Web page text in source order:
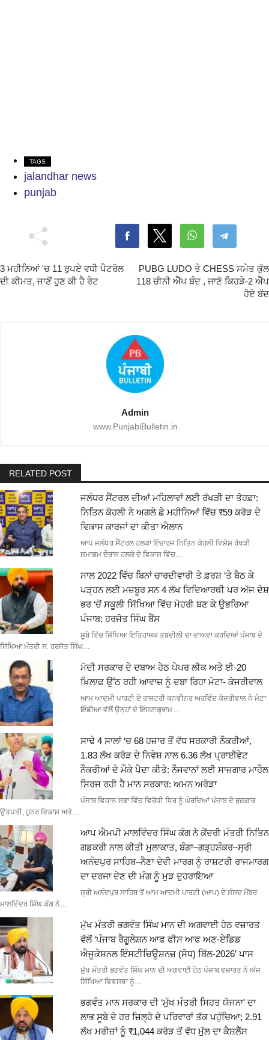
TAGS
jalandhar news
punjab
3 ਮਹੀਨਿਆਂ 'ਚ 11 ਰੁਪਏ ਵਧੀ ਪੈਟਰੋਲ
ਦੀ ਕੀਮਤ, ਜਾਣੋਂ ਹੁਣ ਕੀ ਹੈ ਰੇਟ
PUBG LUDO ਤੇ CHESS ਸਮੇਤ ਕੁੱਲ
118 ਚੀਨੀ ਐੱਪ ਬੰਦ , ਜਾਣੋ ਕਿਹੜੇ-2 ਐੱਪ
ਹੋਏ ਬੰਦ
Admin
www.PunjabiBulletin.in
RELATED POST
ਜਲੰਧਰ ਸੈਂਟਰਲ ਦੀਆਂ ਮਹਿਲਾਵਾਂ ਲਈ ਰੱਖੜੀ ਦਾ ਤੋਹਫ਼ਾ:
ਨਿਤਿਨ ਕੋਹਲੀ ਨੇ ਅਗਲੇ ਛੇ ਮਹੀਨਿਆਂ ਵਿੱਚ ₹59 ਕਰੋੜ ਦੇ
ਵਿਕਾਸ ਕਾਰਜਾਂ ਦਾ ਕੀਤਾ ਐਲਾਨ
ਆਪ ਜਲੰਧਰ ਸੈਂਟਰਲ ਹਲਕਾ ਇੰਚਾਰਜ ਨਿਤਿਨ ਕੋਹਲੀ ਵਿਸ਼ੇਸ਼ ਰੱਖੜੀ
ਸਮਾਗਮ ਦੌਰਾਨ ਹਲਕੇ ਦੇ ਵਿਕਾਸ ਵਿੱਚ…
ਸਾਲ 2022 ਵਿੱਚ ਬਿਨਾਂ ਚਾਰਦੀਵਾਰੀ ਤੇ ਫ਼ਰਸ਼ ‘ਤੇ ਬੈਠ ਕੇ
ਪੜ੍ਹਨ ਲਈ ਮਜ਼ਬੂਰ ਸਨ 4 ਲੱਖ ਵਿਦਿਆਰਥੀ ਪਰ ਅੱਜ ਦੇਸ਼
ਭਰ ‘ਚੋਂ ਸਕੂਲੀ ਸਿੱਖਿਆ ਵਿੱਚ ਮੋਹਰੀ ਬਣ ਕੇ ਉਭਰਿਆ
ਪੰਜਾਬ: ਹਰਜੋਤ ਸਿੰਘ ਬੈਂਸ
ਸੂਬੇ ਵਿੱਚ ਸਿੱਖਿਆ ਇਤਿਹਾਸਕ ਤਬਦੀਲੀ ਦਾ ਦਾਅਵਾ ਕਰਦਿਆਂ ਪੰਜਾਬ ਦੇ
ਸਿੱਖਿਆ ਮੰਤਰੀ ਸ. ਹਰਜੋਤ ਸਿੰਘ…
ਮੋਦੀ ਸਰਕਾਰ ਦੇ ਦਬਾਅ ਹੇਠ ਪੇਪਰ ਲੀਕ ਅਤੇ ਈ-20
ਖ਼ਿਲਾਫ਼ ਉੱਠ ਰਹੀ ਆਵਾਜ਼ ਨੂੰ ਦਬਾ ਰਿਹਾ ਮੇਟਾ- ਕੇਜਰੀਵਾਲ
ਆਮ ਆਦਮੀ ਪਾਰਟੀ ਦੇ ਰਾਸ਼ਟਰੀ ਕਨਵੀਨਰ ਅਰਵਿੰਦ ਕੇਜਰੀਵਾਲ ਨੇ ਮੇਟਾ
ਇੰਡੀਆ ਵੱਲੋਂ ਉਨ੍ਹਾਂ ਦੇ ਇੰਸਟਾਗ੍ਰਾਮ…
ਸਾਢੇ 4 ਸਾਲਾਂ ‘ਚ 68 ਹਜ਼ਾਰ ਤੋਂ ਵੱਧ ਸਰਕਾਰੀ ਨੌਕਰੀਆਂ,
1.83 ਲੱਖ ਕਰੋੜ ਦੇ ਨਿਵੇਸ਼ ਨਾਲ 6.36 ਲੱਖ ਪ੍ਰਾਈਵੇਟ
ਨੌਕਰੀਆਂ ਦੇ ਮੌਕੇ ਪੈਦਾ ਕੀਤੇ: ਨੌਜਵਾਨਾਂ ਲਈ ਸਾਜ਼ਗਾਰ ਮਾਹੌਲ
ਸਿਰਜ ਰਹੀ ਹੈ ਮਾਨ ਸਰਕਾਰ: ਅਮਨ ਅਰੋੜਾ
ਪੰਜਾਬ ਵਿਧਾਨ ਸਭਾ ਵਿੱਚ ਵਿਰੋਧੀ ਧਿਰ ਨੂੰ ਘੇਰਦਿਆਂ ਪੰਜਾਬ ਦੇ ਰੁਜ਼ਗਾਰ
ਉਤਪਤੀ, ਹੁਨਰ ਵਿਕਾਸ ਅਤੇ…
ਆਪ ਐਮਪੀ ਮਾਲਵਿੰਦਰ ਸਿੰਘ ਕੰਗ ਨੇ ਕੇਂਦਰੀ ਮੰਤਰੀ ਨਿਤਿਨ
ਗਡਕਰੀ ਨਾਲ ਕੀਤੀ ਮੁਲਾਕਾਤ, ਬੰਗਾ–ਗੜ੍ਹਸ਼ੰਕਰ–ਸ੍ਰੀ
ਅਨੰਦਪੁਰ ਸਾਹਿਬ–ਨੈਣਾ ਦੇਵੀ ਮਾਰਗ ਨੂੰ ਰਾਸ਼ਟਰੀ ਰਾਜਮਾਰਗ
ਦਾ ਦਰਜਾ ਦੇਣ ਦੀ ਮੰਗ ਨੂੰ ਮੁੜ ਦੁਹਰਾਇਆ
ਸ੍ਰੀ ਅਨੰਦਪੁਰ ਸਾਹਿਬ ਤੋਂ ਆਮ ਆਦਮੀ ਪਾਰਟੀ (ਆਪ) ਦੇ ਸੰਸਦ ਮੈਂਬਰ
ਮਾਲਵਿੰਦਰ ਸਿੰਘ ਕੰਗ ਨੇ…
ਮੁੱਖ ਮੰਤਰੀ ਭਗਵੰਤ ਸਿੰਘ ਮਾਨ ਦੀ ਅਗਵਾਈ ਹੇਠ ਵਜ਼ਾਰਤ
ਵੱਲੋਂ ‘ਪੰਜਾਬ ਰੈਗੂਲੇਸ਼ਨ ਆਫ ਫੀਸ ਆਫ ਅਣ-ਏਡਿਡ
ਐਜੂਕੇਸ਼ਨਲ ਇੰਸਟੀਚਿਊਸ਼ਨਜ਼ (ਸੋਧ) ਬਿੱਲ-2026’ ਪਾਸ
ਮੁੱਖ ਮੰਤਰੀ ਭਗਵੰਤ ਸਿੰਘ ਮਾਨ ਦੀ ਅਗਵਾਈ ਹੇਠ ਪੰਜਾਬ ਵਜ਼ਾਰਤ ਨੇ ਅੱਜ
ਸਿੱਖਿਆ ਵਿਵਸਥਾ ਨੂੰ…
ਭਗਵੰਤ ਮਾਨ ਸਰਕਾਰ ਦੀ ‘ਮੁੱਖ ਮੰਤਰੀ ਸਿਹਤ ਯੋਜਨਾ’ ਦਾ
ਲਾਭ ਸੂਬੇ ਦੇ ਹਰ ਜ਼ਿਲ੍ਹੇ ਦੇ ਪਰਿਵਾਰਾਂ ਤੱਕ ਪਹੁੰਚਿਆ; 2.91
ਲੱਖ ਮਰੀਜ਼ਾਂ ਨੂੰ ₹1,044 ਕਰੋੜ ਤੋਂ ਵੱਧ ਮੁੱਲ ਦਾ ਕੈਸ਼ਲੈੱਸ